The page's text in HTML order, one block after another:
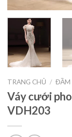
TRANG CHỦ / ĐẦM
Váy cưới
VDH203